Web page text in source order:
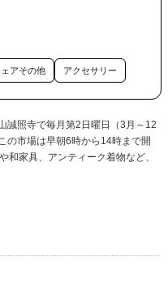
などに出会いに来てくだ
たします！
アその他 アクセサリー
誠照寺で毎月第2日曜日（3月～12
の市場は早朝6時から14時まで開
和家具、アンティーク着物など、